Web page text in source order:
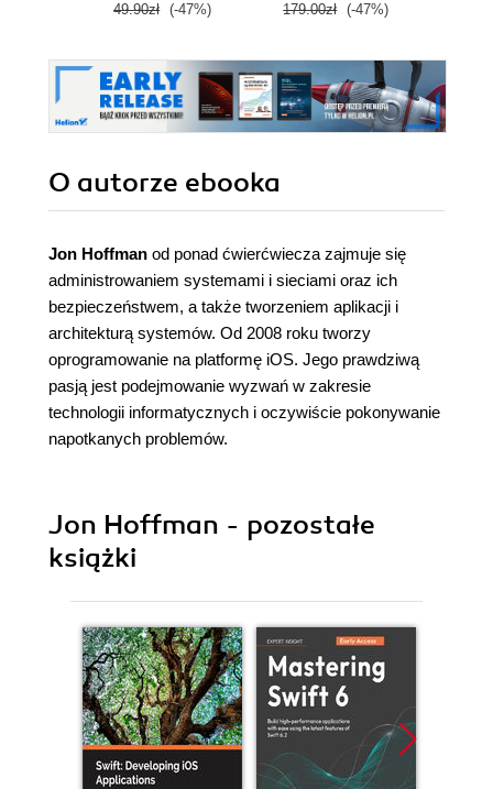
49.90zł (-47%) 179.00zł (-47%)
O autorze ebooka
Jon Hoffman od ponad ćwierćwiecza zajmuje się
administrowaniem systemami i sieciami oraz ich
bezpieczeństwem, a także tworzeniem aplikacji i
architekturą systemów. Od 2008 roku tworzy
oprogramowanie na platformę iOS. Jego prawdziwą
pasją jest podejmowanie wyzwań w zakresie
technologii informatycznych i oczywiście pokonywanie
napotkanych problemów.
Jon Hoffman - pozostałe
książki